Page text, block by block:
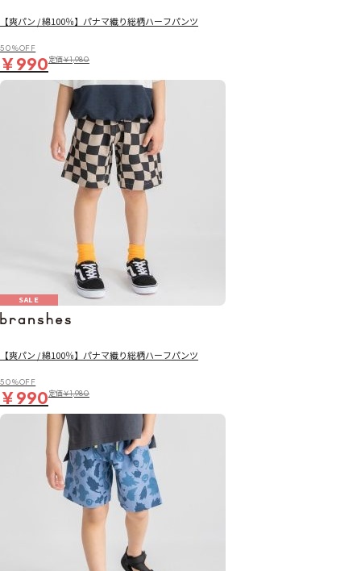
【爽パン / 綿100％】パナマ織り総柄ハーフパンツ
50％OFF
￥990定価￥1,980
SALE
【爽パン / 綿100％】パナマ織り総柄ハーフパンツ
50％OFF
￥990定価￥1,980